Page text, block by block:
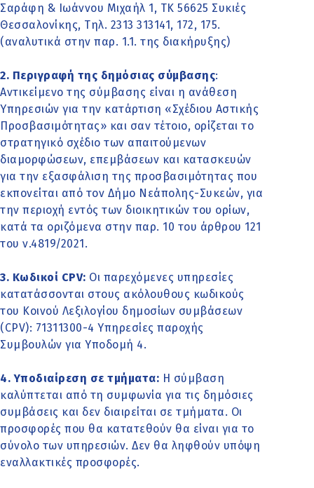
Σαράφη & Ιωάννου Μιχαήλ 1, ΤΚ 56625 Συκιές
Θεσσαλονίκης, Τηλ. 2313 313141, 172, 175.
(αναλυτικά στην παρ. 1.1. της διακήρυξης)
2. Περιγραφή της δημόσιας σύμβασης:
Αντικείμενο της σύμβασης είναι η ανάθεση
Υπηρεσιών για την κατάρτιση «Σχέδιου Αστικής
Προσβασιμότητας» και σαν τέτοιο, ορίζεται το
στρατηγικό σχέδιο των απαιτούμενων
διαμορφώσεων, επεμβάσεων και κατασκευών
για την εξασφάλιση της προσβασιμότητας που
εκπονείται από τον Δήμο Νεάπολης-Συκεών, για
την περιοχή εντός των διοικητικών του ορίων,
κατά τα οριζόμενα στην παρ. 10 του άρθρου 121
του ν.4819/2021.
3. Κωδικοί CPV: Οι παρεχόμενες υπηρεσίες
κατατάσσονται στους ακόλουθους κωδικούς
του Κοινού Λεξιλογίου δημοσίων συμβάσεων
(CPV): 71311300-4 Υπηρεσίες παροχής
Συμβουλών για Υποδομή 4.
4. Υποδιαίρεση σε τμήματα: Η σύμβαση
καλύπτεται από τη συμφωνία για τις δημόσιες
συμβάσεις και δεν διαιρείται σε τμήματα. Οι
προσφορές που θα κατατεθούν θα είναι για το
σύνολο των υπηρεσιών. Δεν θα ληφθούν υπόψη
εναλλακτικές προσφορές.